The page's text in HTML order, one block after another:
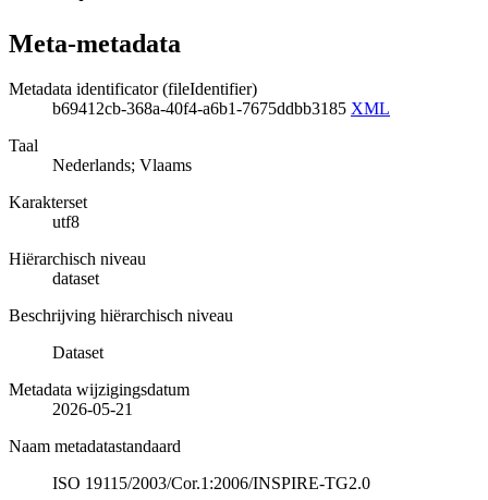
Meta-metadata
Metadata identificator (fileIdentifier)
b69412cb-368a-40f4-a6b1-7675ddbb3185 XML
Taal
Nederlands; Vlaams
Karakterset
utf8
Hiërarchisch niveau
dataset
Beschrijving hiërarchisch niveau
Dataset
Metadata wijzigingsdatum
2026-05-21
Naam metadatastandaard
ISO 19115/2003/Cor.1:2006/INSPIRE-TG2.0